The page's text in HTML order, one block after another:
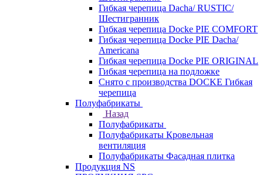
Гибкая черепица Dacha/ RUSTIC/
Шестигранник
Гибкая черепица Docke PIE COMFORT
Гибкая черепица Docke PIE Dacha/
Americana
Гибкая черепица Docke PIE ОRIGINАL
Гибкая черепица на подложке
Снято с производства DOCKE Гибкая
черепица
Полуфабрикаты
Назад
Полуфабрикаты
Полуфабрикаты Кровельная
вентиляция
Полуфабрикаты Фасадная плитка
Продукция NS